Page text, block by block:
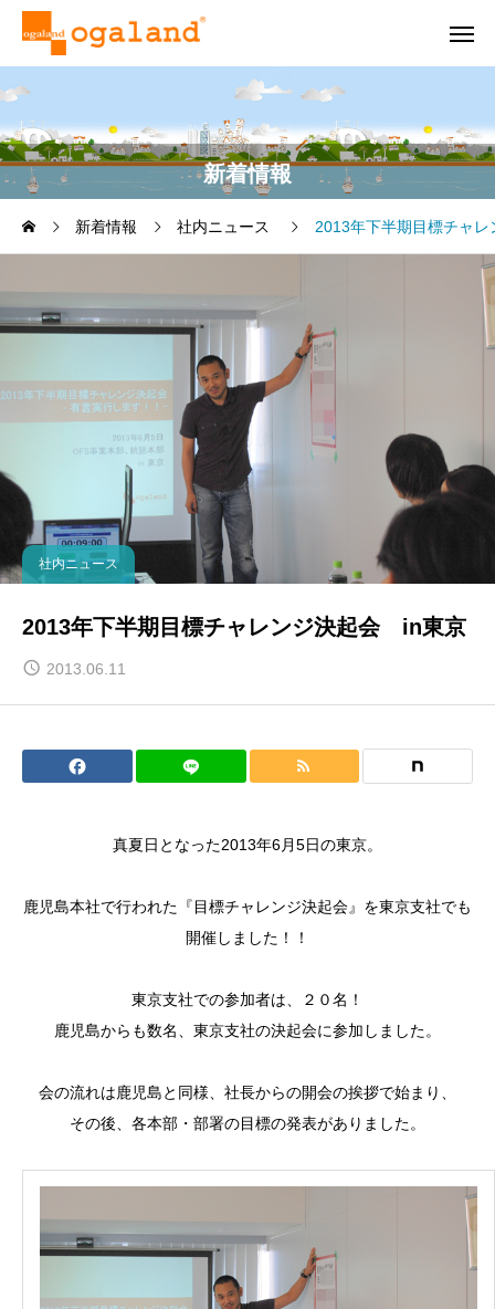
新着情報
新着情報 社内ニュース 2013年下半期目標チャ
社内ニュース
2013年下半期目標チャレンジ決起会 in東京
2013.06.11
真夏日となった2013年6月5日の東京。
鹿児島本社で行われた『目標チャレンジ決起会』を東京支社でも
開催しました！！
東京支社での参加者は、２０名！
鹿児島からも数名、東京支社の決起会に参加しました。
会の流れは鹿児島と同様、社長からの開会の挨拶で始まり、
その後、各本部・部署の目標の発表がありました。